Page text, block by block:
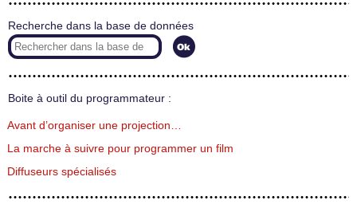
Recherche dans la base de données
Boite à outil du programmateur :
Avant d’organiser une projection…
La marche à suivre pour programmer un film
Diffuseurs spécialisés